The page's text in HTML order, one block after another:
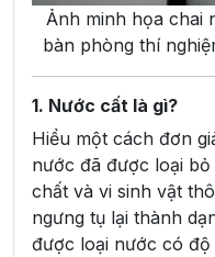
Ảnh minh họa chai
bàn phòng thí
1. Nước cất là gì?
Hiểu một cách đơn
nước đã được loại
chất và vi sinh vật
ngưng tụ lại thành
được loại nước có